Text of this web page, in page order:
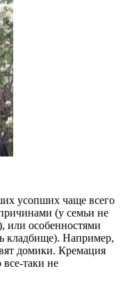
усопших чаще всего
(у семьи не
или особенностями
кладбище). Например,
домики. Кремация
таки не